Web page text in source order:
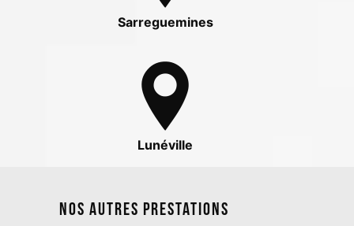
Sarreguemines
Lunéville
Nos autres prestations